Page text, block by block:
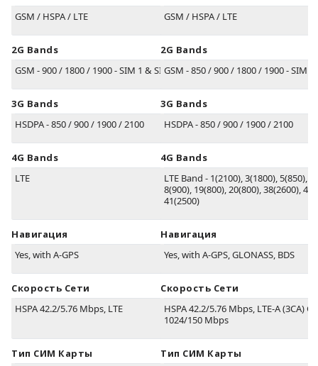
GSM / HSPA / LTE
2G Bands
GSM - 900 / 1800 / 1900 - SIM 1 & SIM 2
3G Bands
HSDPA - 850 / 900 / 1900 / 2100
4G Bands
LTE
Навигация
Yes, with A-GPS
Скорость Сети
HSPA 42.2/5.76 Mbps, LTE
Тип СИМ Карты
GSM / HSPA / LTE
2G Bands
GSM - 850 / 900 / 1800 / 1900 - SIM 1
3G Bands
HSDPA - 850 / 900 / 1900 / 2100
4G Bands
LTE Band - 1(2100), 3(1800), 5(850),
8(900), 19(800), 20(800), 38(2600),
41(2500)
Навигация
Yes, with A-GPS, GLONASS, BDS
Скорость Сети
HSPA 42.2/5.76 Mbps, LTE-A (3CA)
1024/150 Mbps
Тип СИМ Карты